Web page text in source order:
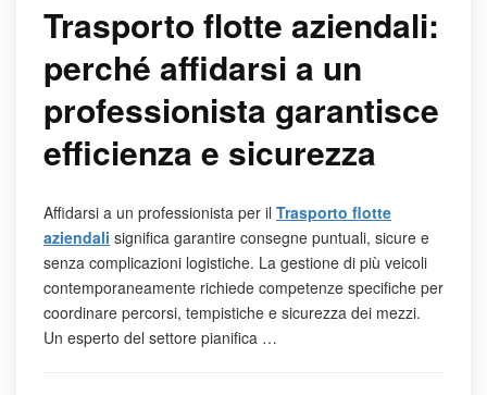
Trasporto flotte aziendali:
perché affidarsi a un
professionista garantisce
efficienza e sicurezza
Affidarsi a un professionista per il Trasporto flotte
aziendali significa garantire consegne puntuali, sicure e
senza complicazioni logistiche. La gestione di più veicoli
contemporaneamente richiede competenze specifiche per
coordinare percorsi, tempistiche e sicurezza dei mezzi.
Un esperto del settore pianifica …